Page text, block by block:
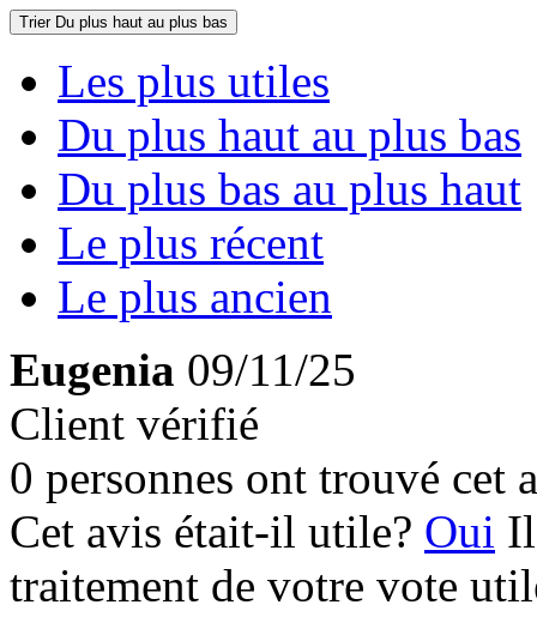
Trier Du plus haut au plus bas
Les plus utiles
Du plus haut au plus bas
Du plus bas au plus haut
Le plus récent
Le plus ancien
Eugenia 09/11/25
Client vérifié
0 personnes ont trouvé cet
Cet avis était-il utile? Oui
traitement de votre vote